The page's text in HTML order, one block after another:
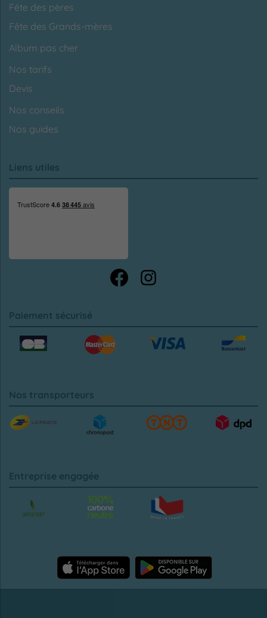
Fête des pères
Fête des Grands-mères
Album pas cher
Nos tarifs
Devis
Nos conseils
Nos guides
Liens utiles
Paiement sécurisé
Nos transporteurs
Entreprise engagée